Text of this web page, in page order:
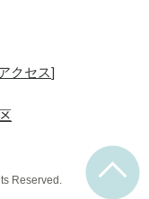
クセス]
Reserved.